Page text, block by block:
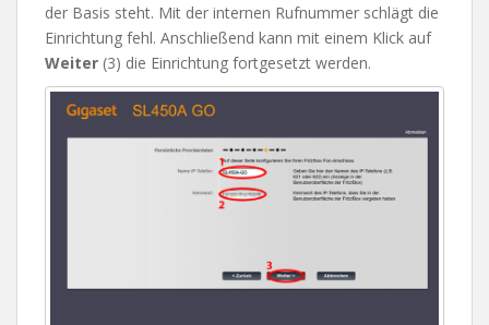
der Basis steht. Mit der internen Rufnummer schlägt die
Einrichtung fehl. Anschließend kann mit einem Klick auf
Weiter (3) die Einrichtung fortgesetzt werden.